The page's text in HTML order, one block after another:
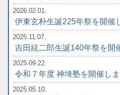
2026.02.01.
伊東玄朴生誕225年祭を開催
2025.11.07.
吉田絃二郎生誕140年祭を開
2025.09.22.
令和７年度 神埼塾を開催しま
2025.05.10.